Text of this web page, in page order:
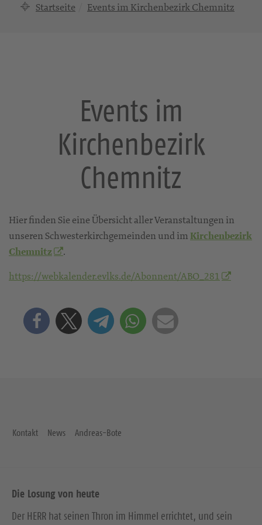
Startseite Events im Kirchenbezirk Chemnitz
Events im
Kirchenbezirk
Chemnitz
Hier finden Sie eine Übersicht aller Veranstaltungen in
unseren Schwesterkirchgemeinden und imKirchenbezirk
Chemnitz
.
https://webkalender.evlks.de/Abonnent/ABO_281
Kontakt News Andreas-Bote
Die Losung von heute
Der HERR hat seinen Thron im Himmel errichtet, und sein